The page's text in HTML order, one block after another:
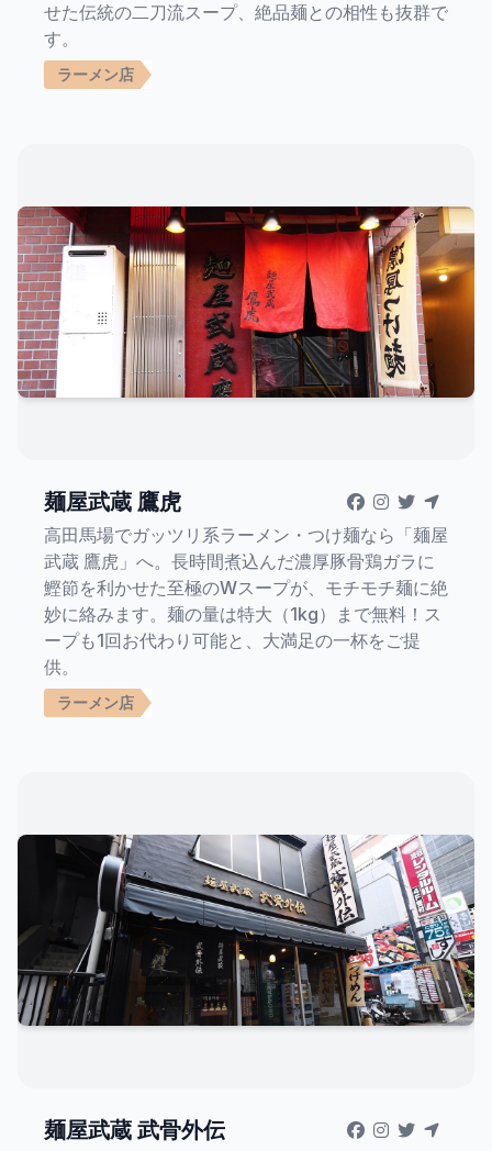
せた伝統の二刀流スープ、絶品麺との相性も抜群で
す。
ラーメン店
麺屋武蔵 鷹虎
高田馬場でガッツリ系ラーメン・つけ麺なら「麺屋
武蔵 鷹虎」へ。長時間煮込んだ濃厚豚骨鶏ガラに
鰹節を利かせた至極のWスープが、モチモチ麺に絶
妙に絡みます。麺の量は特大（1kg）まで無料！ス
ープも1回お代わり可能と、大満足の一杯をご提
供。
ラーメン店
麺屋武蔵 武骨外伝